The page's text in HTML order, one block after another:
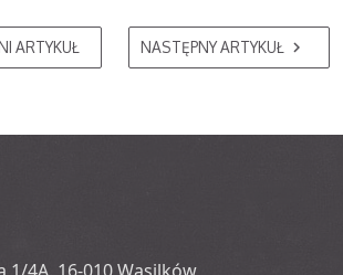
ARTYKUŁ NASTĘPNY ARTYKUŁ